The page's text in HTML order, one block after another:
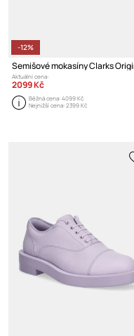
-12%
Aktuální cena:
2099 Kč
Běžná cena:4099 Kč
Nejnižší cena:2399 Kč